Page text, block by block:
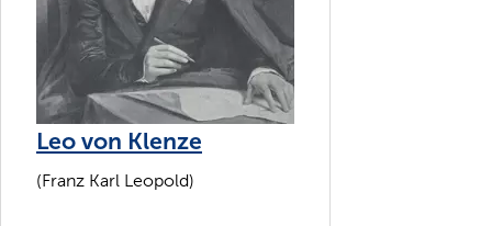
Leo von Klenze
(Franz Karl Leopold)